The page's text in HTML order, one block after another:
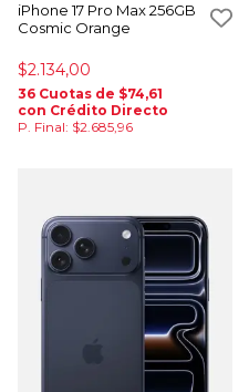
iPhone 17 Pro Max 256GB
Cosmic Orange
$2.134,00
36 Cuotas de $74,61
con Crédito Directo
P. Final: $2.685,96